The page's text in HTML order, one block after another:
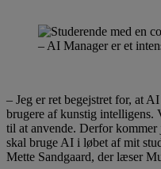
– AI Manager er et
– Jeg er ret begejstret for, at
brugere af kunstig
til at anvende. Derfor
skal bruge AI i løbet af mit
Mette Sandgaard, der læser